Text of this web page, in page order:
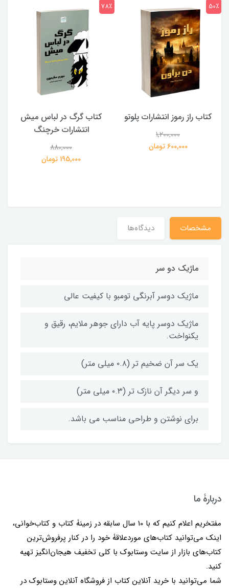
کتاب راز رموز انتشارات پلوتو
1,200,000
600,000 تومان
50٪
کتاب گرگ در لباس میش
انتشارات خرچنگ
880,000
195,000 تومان
78٪
مشخصات دیدگاه‌ها
ماژیک دو سر
ماژیک دوسر آبرنگی تومبو با کیفیت عالی
ماژیک دوسر پایه آب دارای جوهر ملایم، رقیق و
یکنواخت.
یک سر آن ضخیم تر (۰.۸ میلی متر)
و سر دیگر آن نازک تر (۰.۳ میلی متر)
برای نوشتن و طراحی مناسب می باشد.
دربارۀ ما
مفتخریم اعلام کنیم که با 10 سال سابقه در زمینۀ کتاب و کتاب‌خوانی،
اینک می‌توانید کتاب‌های موردعلاقۀ خود را در کنار پرفروش‌ترین
کتاب‌های بازار از سایت وستابوک با کلی تخفیف هیجان‌انگیز تهیه
کنید.
شما می‌توانید با خرید آنلاین کتاب از فروشگاه آنلاین وستابوک در